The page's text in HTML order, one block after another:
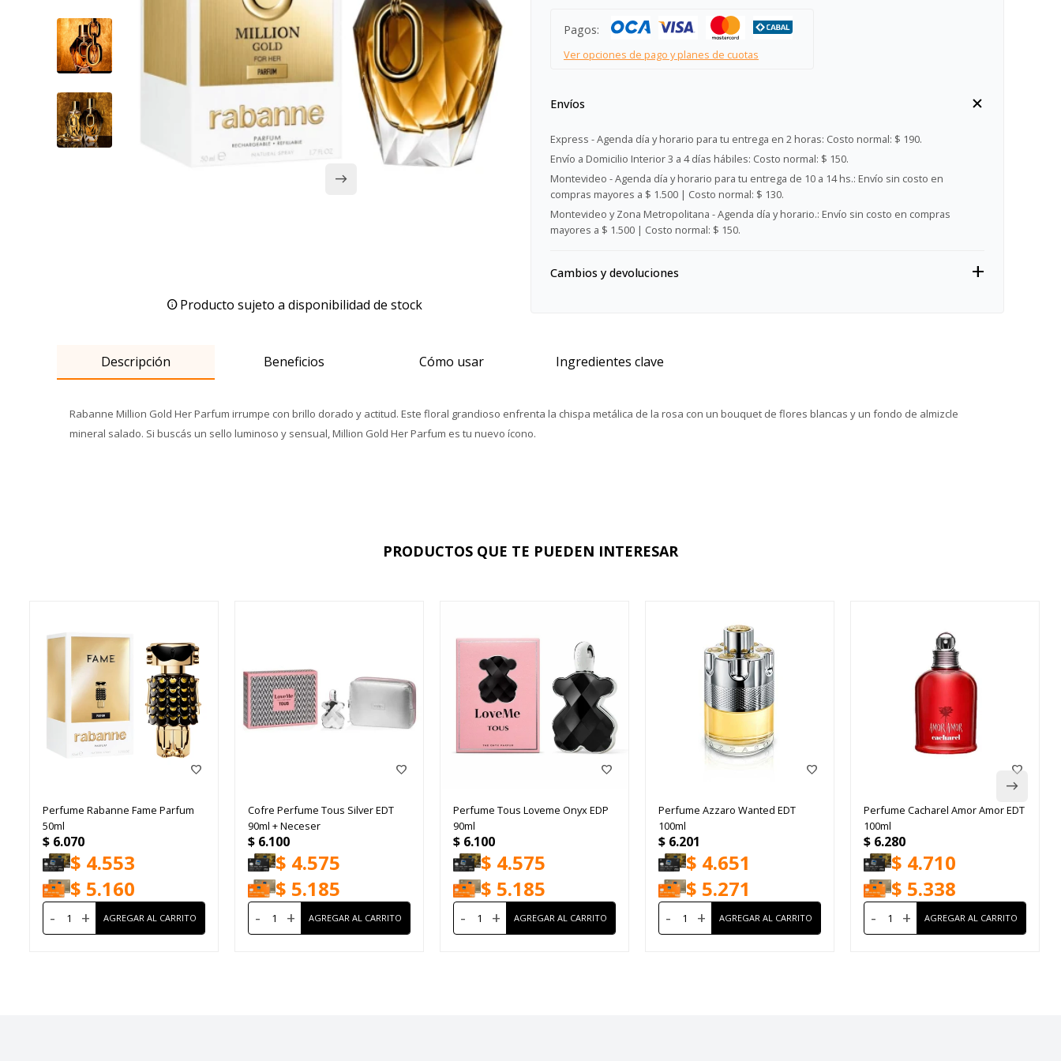
Producto sujeto a disponibilidad de stock
Pagos:
Ver opciones de pago y planes de cuotas
Envíos
Express - Agenda día y horario para tu entrega en 2 horas: Costo normal: $ 190.
Envío a Domicilio Interior 3 a 4 días hábiles: Costo normal: $ 150.
Montevideo - Agenda día y horario para tu entrega de 10 a 14 hs.: Envío sin costo en
compras mayores a $ 1.500 | Costo normal: $ 130.
Montevideo y Zona Metropolitana - Agenda día y horario.: Envío sin costo en compras
mayores a $ 1.500 | Costo normal: $ 150.
Cambios y devoluciones
Descripción Beneficios Cómo usar Ingredientes clave
Rabanne Million Gold Her Parfum irrumpe con brillo dorado y actitud. Este floral grandioso enfrenta la chispa metálica de la rosa con un bouquet de flores blancas y un fondo de almizcle
mineral salado. Si buscás un sello luminoso y sensual, Million Gold Her Parfum es tu nuevo ícono.
PRODUCTOS QUE TE PUEDEN INTERESAR
Perfume Rabanne Fame Parfum
50ml
$ 6.070
$ 4.553
$ 5.160
- +
Cofre Perfume Tous Silver EDT
90ml + Neceser
$ 6.100
$ 4.575
$ 5.185
- +
Perfume Tous Loveme Onyx EDP
90ml
$ 6.100
$ 4.575
$ 5.185
- +
Perfume Azzaro Wanted EDT
100ml
$ 6.201
$ 4.651
$ 5.271
- +
Perfume Cacharel Amor Amor EDT
100ml
$ 6.280
$ 4.710
$ 5.338
- +